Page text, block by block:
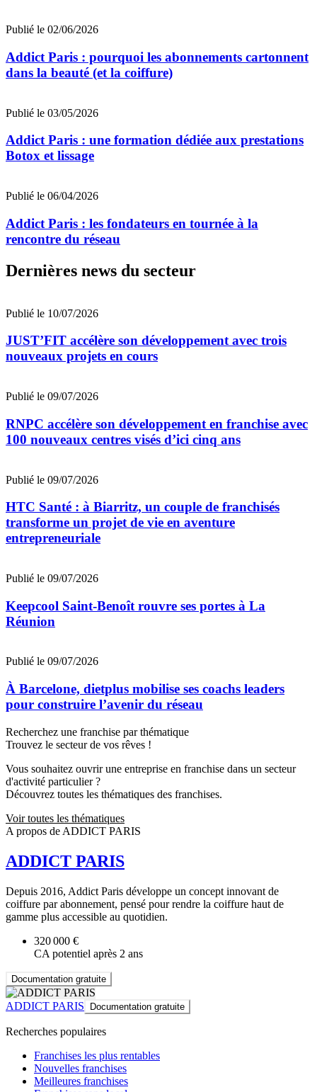
Publié le 02/06/2026
Addict Paris : pourquoi les abonnements cartonnent
dans la beauté (et la coiffure)
Publié le 03/05/2026
Addict Paris : une formation dédiée aux prestations
Botox et lissage
Publié le 06/04/2026
Addict Paris : les fondateurs en tournée à la
rencontre du réseau
Dernières news du secteur
Publié le 10/07/2026
JUST’FIT accélère son développement avec trois
nouveaux projets en cours
Publié le 09/07/2026
RNPC accélère son développement en franchise avec
100 nouveaux centres visés d’ici cinq ans
Publié le 09/07/2026
HTC Santé : à Biarritz, un couple de franchisés
transforme un projet de vie en aventure
entrepreneuriale
Publié le 09/07/2026
Keepcool Saint-Benoît rouvre ses portes à La
Réunion
Publié le 09/07/2026
À Barcelone, dietplus mobilise ses coachs leaders
pour construire l’avenir du réseau
Recherchez une franchise par thématique
Trouvez le secteur de vos rêves !
Vous souhaitez ouvrir une entreprise en franchise dans un secteur
d'activité particulier ?
Découvrez toutes les thématiques des franchises.
Voir toutes les thématiques
A propos de ADDICT PARIS
ADDICT PARIS
Depuis 2016, Addict Paris développe un concept innovant de
coiffure par abonnement, pensé pour rendre la coiffure haut de
gamme plus accessible au quotidien.
320 000 €
CA potentiel après 2 ans
Documentation gratuite
ADDICT PARIS Documentation gratuite
Recherches populaires
Franchises les plus rentables
Nouvelles franchises
Meilleures franchises